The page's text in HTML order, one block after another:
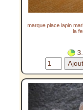
marque place lapin
la